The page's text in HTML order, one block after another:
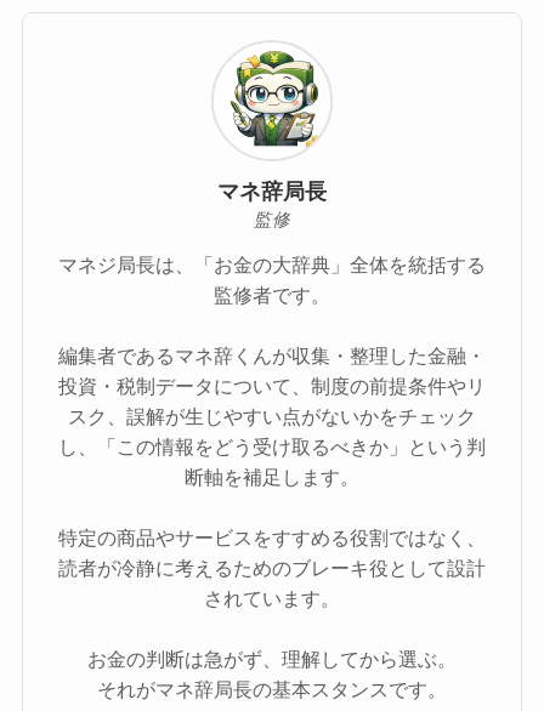
マネ辞局長
監修
マネジ局長は、「お金の大辞典」全体を統括する
監修者です。
編集者であるマネ辞くんが収集・整理した金融・
投資・税制データについて、制度の前提条件やリ
スク、誤解が生じやすい点がないかをチェック
し、「この情報をどう受け取るべきか」という判
断軸を補足します。
特定の商品やサービスをすすめる役割ではなく、
読者が冷静に考えるためのブレーキ役として設計
されています。
お金の判断は急がず、理解してから選ぶ。
それがマネ辞局長の基本スタンスです。